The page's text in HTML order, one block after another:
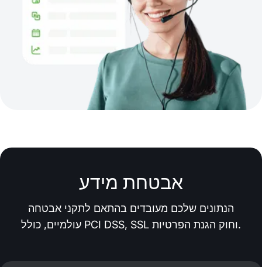
אבטחת מידע
הנתונים שלכם מעובדים בהתאם לתקני אבטחה
עולמיים, כולל PCI DSS, SSL וחוק הגנת הפרטיות.